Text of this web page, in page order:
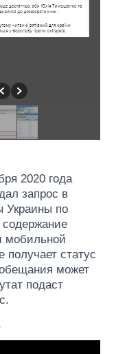
2020 года
запрос в
Украины по
содержание
мобильной
статус
может
подаст